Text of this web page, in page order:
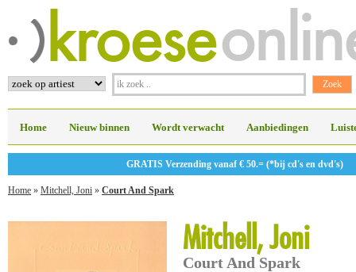
Home Nieuw binnen Wordt verwacht Aanbiedingen
GRATIS Verzending vanaf € 50.= (*bij cd's en dvd's)
Home » Mitchell, Joni » Court And Spark
Mitchell, Joni
Court And Spark